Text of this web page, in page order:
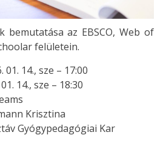
bemutatása az EBSCO, Web of
felületein.
01. 14., sze – 17:00
14., sze – 18:30
Krisztina
Gyógypedagógiai Kar